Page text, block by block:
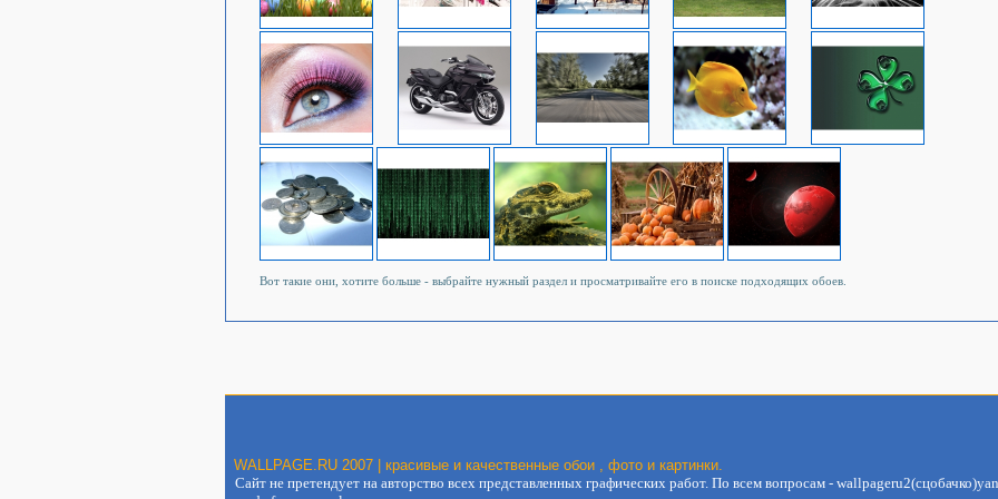
Вот такие они, хотите больше - выбрайте нужный раздел и просматривайте его в поиске подходящих обоев.
WALLPAGE.RU 2007 | красивые и качественные обои , фото и картинки.
Сайт не претендует на авторство всех представленных графических работ. По вcем вопросам -